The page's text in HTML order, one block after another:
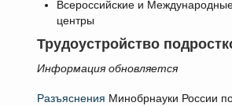
Всероссийские и
центры
Трудоустройство
Информация обновляется
Разъяснения Минобрнауки России